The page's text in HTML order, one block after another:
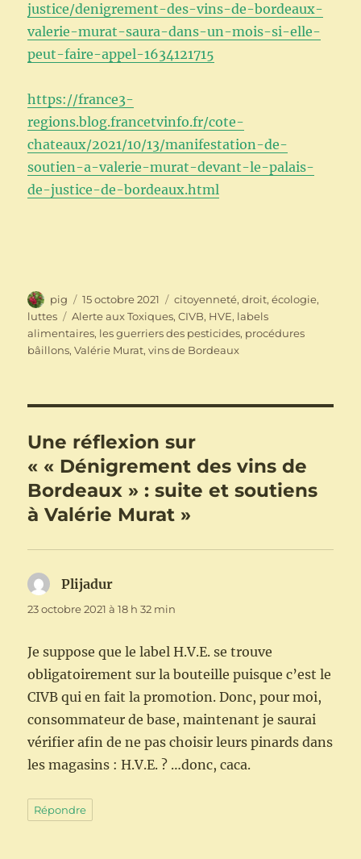
justice/denigrement-des-vins-de-bordeaux-
valerie-murat-saura-dans-un-mois-si-elle-
peut-faire-appel-1634121715
https://france3-
regions.blog.francetvinfo.fr/cote-
chateaux/2021/10/13/manifestation-de-
soutien-a-valerie-murat-devant-le-palais-
de-justice-de-bordeaux.html
Auteur
pig
Publié
le
15 octobre 2021 Catégories
citoyenneté,droit,écologie,
luttes
Étiquettes
Alerte aux Toxiques,CIVB, HVE, labels
alimentaires, les guerriers des pesticides, procédures
bâillons,Valérie Murat,vins de Bordeaux
Une réflexion sur
« « Dénigrement des vins de
Bordeaux » : suite et soutiens
à Valérie Murat »
Plijadur
23 octobre 2021 à 18 h 32 min
Je suppose que le label H.V.E. se trouve
obligatoirement sur la bouteille puisque c’est le
CIVB qui en fait la promotion. Donc, pour moi,
consommateur de base, maintenant je saurai
vérifier afin de ne pas choisir leurs pinards dans
les magasins : H.V.E. ? …donc, caca.
Répondre